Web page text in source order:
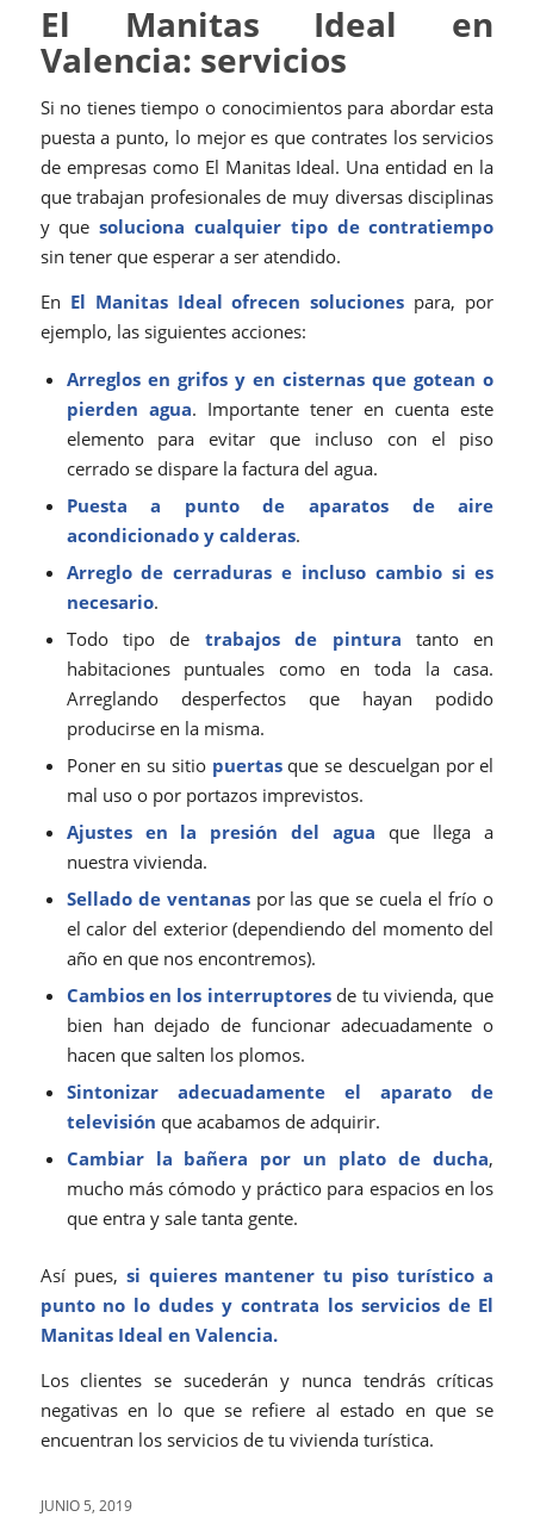
El Manitas Ideal en
Valencia: servicios
Si no tienes tiempo o conocimientos para abordar esta
puesta a punto, lo mejor es que contrates los servicios
de empresas como El Manitas Ideal. Una entidad en la
que trabajan profesionales de muy diversas disciplinas
y que soluciona cualquier tipo de contratiempo
sin tener que esperar a ser atendido.
En El Manitas Ideal ofrecen soluciones para, por
ejemplo, las siguientes acciones:
Arreglos en grifos y en cisternas que gotean o
pierden agua. Importante tener en cuenta este
elemento para evitar que incluso con el piso
cerrado se dispare la factura del agua.
Puesta a punto de aparatos de aire
acondicionado y calderas.
Arreglo de cerraduras e incluso cambio si es
necesario.
Todo tipo de trabajos de pintura tanto en
habitaciones puntuales como en toda la casa.
Arreglando desperfectos que hayan podido
producirse en la misma.
Poner en su sitio puertasque se descuelgan por el
mal uso o por portazos imprevistos.
Ajustes en la presión del agua que llega a
nuestra vivienda.
Sellado de ventanaspor las que se cuela el frío o
el calor del exterior (dependiendo del momento del
año en que nos encontremos).
Cambios en los interruptoresde tu vivienda, que
bien han dejado de funcionar adecuadamente o
hacen que salten los plomos.
Sintonizar adecuadamente el aparato de
televisión que acabamos de adquirir.
Cambiar la bañera por un plato de ducha,
mucho más cómodo y práctico para espacios en los
que entra y sale tanta gente.
Así pues, si quieres mantener tu piso turístico a
punto no lo dudes y contrata los serviciosde El
Manitas Ideal en Valencia.
Los clientes se sucederán y nunca tendrás críticas
negativas en lo que se refiere al estado en que se
encuentran los servicios de tu vivienda turística.
JUNIO 5, 2019